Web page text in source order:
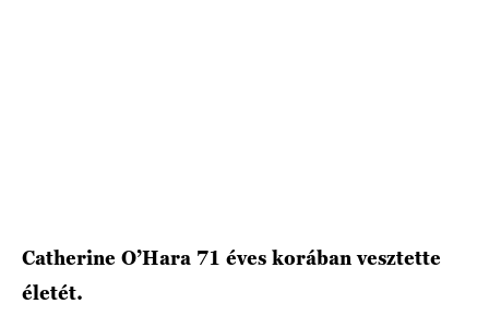
Catherine O’Hara 71 éves korában vesztette
életét.